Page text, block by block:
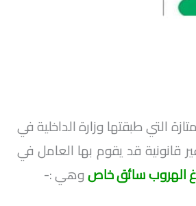
التي طبقتها وزارة الداخلية في
قد يقوم بها العامل في
الهروب سائق خاصوهي :-